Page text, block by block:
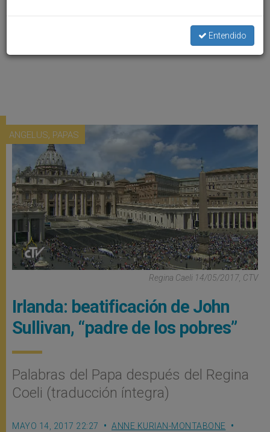
ANGELUS, PAPAS
Regina Caeli 14/05/2017, CTV
Irlanda: beatificación de John
Sullivan, “padre de los pobres”
Palabras del Papa después del Regina
Coeli (traducción íntegra)
MAYO 14, 2017 22:27
ANNE KURIAN-MONTABONE
Entendido